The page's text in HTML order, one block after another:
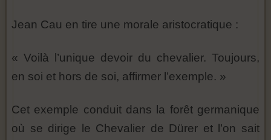
Jean Cau en tire une morale aristocratique :
« Voilà l’unique devoir du chevalier. Toujours,
en soi et hors de soi, affirmer l’exemple. »
Cet exemple conduit dans la forêt germanique
où se dirige le Chevalier de Dürer et l’on sait